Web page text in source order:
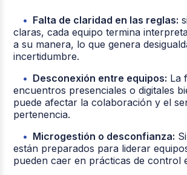
Falta de claridad en las reglas:
claras, cada equipo termina
a su manera, lo que genera
incertidumbre.
Desconexión entre equipos: La
encuentros presenciales o digitales
puede afectar la colaboración y el
pertenencia.
Microgestión o desconfianza:
están preparados para liderar
pueden caer en prácticas de control